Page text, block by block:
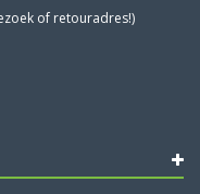
of retouradres!)